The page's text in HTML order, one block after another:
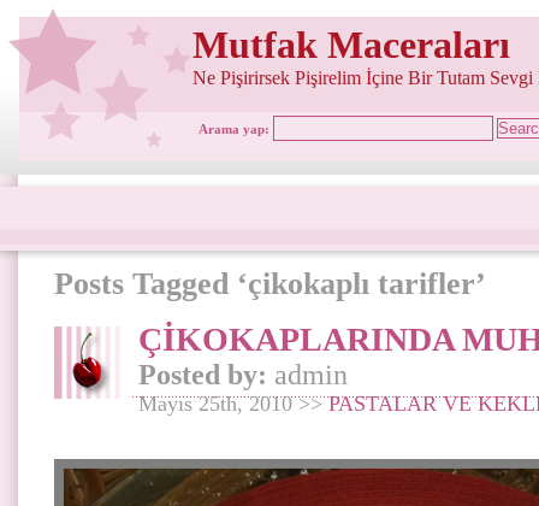
Mutfak Maceraları
Ne Pişirirsek Pişirelim İçine Bir Tutam Sevgi
Arama yap:
Posts Tagged ‘çikokaplı tarifler’
ÇİKOKAPLARINDA
Posted by: admin
Mayıs 25th, 2010 >>PASTALAR VE